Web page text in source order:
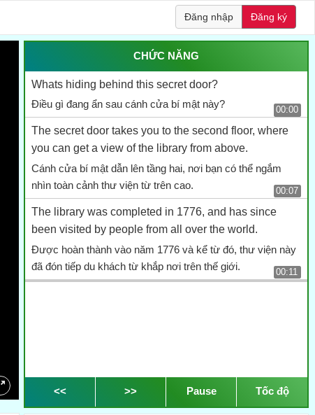
Đăng nhập Đăng ký
CHỨC NĂNG
Whats hiding behind this secret door?
Điều gì đang ẩn sau cánh cửa bí mật này?
00:00
The secret door takes you to the second floor, where
you can get a view of the library from above.
Cánh cửa bí mật dẫn lên tầng hai, nơi bạn có thể ngắm
nhìn toàn cảnh thư viện từ trên cao.
00:07
The library was completed in 1776, and has since
been visited by people from all over the world.
Được hoàn thành vào năm 1776 và kể từ đó, thư viện này
đã đón tiếp du khách từ khắp nơi trên thế giới.
00:11
<< >> Pause Tốc độ